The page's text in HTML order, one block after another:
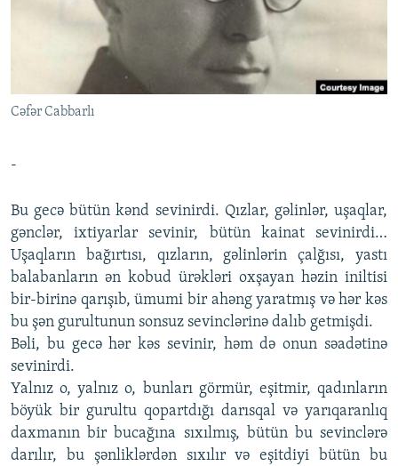
FOTOQALEREYA
İNFOQRAFIKA
KARIKATURA
AZƏRBAYCAN ƏDƏBIYYATI KITABXANASI
İSLAM VƏ DEMOKRATIYA
İZ - MƏDƏNIYYƏT PROQRAMI
HAQQIMIZDA
PEŞƏ ETIKASI VƏ JURNALISTIKA STANDARTLARIMIZ
MATERIALLARIMIZDAN ISTIFADƏ
XƏBƏR BÜLLETENLƏRIMIZ
Cəfər Cabbarlı
-
Bu gecə bütün kənd sevinirdi. Qızlar, gəlinlər, uşaqlar,
gənclər, ixtiyarlar sevinir, bütün kainat sevinirdi…
Uşaqların bağırtısı, qızların, gəlinlərin çalğısı, yastı
balabanların ən kobud ürəkləri oxşayan həzin iniltisi
bir-birinə qarışıb, ümumi bir ahəng yaratmış və hər kəs
bu şən gurultunun sonsuz sevinclərinə dalıb getmişdi.
Bəli, bu gecə hər kəs sevinir, həm də onun səadətinə
sevinirdi.
Yalnız o, yalnız o, bunları görmür, eşitmir, qadınların
böyük bir gurultu qopartdığı darısqal və yarıqaranlıq
daxmanın bir bucağına sıxılmış, bütün bu sevinclərə
darılır, bu şənliklərdən sıxılır və eşitdiyi bütün bu